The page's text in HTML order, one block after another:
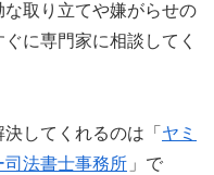
取り立てや嫌がらせの
に専門家に相談してく
してくれるのは「 ヤミ
法書士事務所 」で